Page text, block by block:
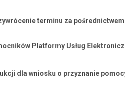
terminu za
Platformy Usług
dla wniosku o przyznanie